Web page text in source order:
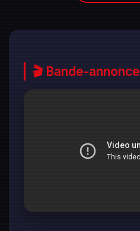
🎬 Bande-annonce